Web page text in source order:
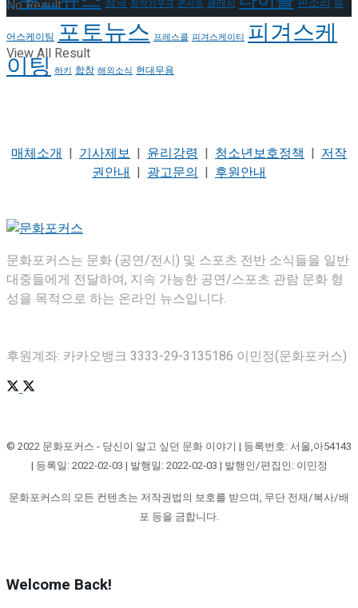
No Result
View All Result
시 창극 창작가무극 콘서트 클래식 페
어스케이팅 포토뉴스 프레스콜 피겨스케이티 피겨스케
이팅 하키 합창 해외소식 현대무용
매체소개 | 기사제보 | 윤리강령 | 청소년보호정책 | 저작
권안내 | 광고문의 | 후원안내
문화포커스는 문화 (공연/전시) 및 스포츠 전반 소식들을 일반
대중들에게 전달하여, 지속 가능한 공연/스포츠 관람 문화 형
성을 목적으로 하는 온라인 뉴스입니다.
후원계좌: 카카오뱅크 3333-29-3135186 이민정(문화포커스)
© 2022 문화포커스 - 당신이 알고 싶던 문화 이야기 | 등록번호: 서울,아54143
| 등록일: 2022-02-03 | 발행일: 2022-02-03 | 발행인/편집인: 이민정
문화포커스의 모든 컨텐츠는 저작권법의 보호를 받으며, 무단 전재/복사/배
포 등을 금합니다.
Welcome Back!